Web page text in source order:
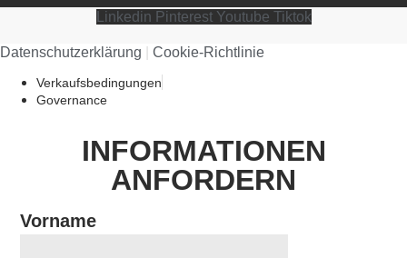
Linkedin Pinterest Youtube Tiktok
Datenschutzerklärung​ Cookie-Richtlinie​
Verkaufsbedingungen
Governance
INFORMATIONEN
ANFORDERN
Vorname